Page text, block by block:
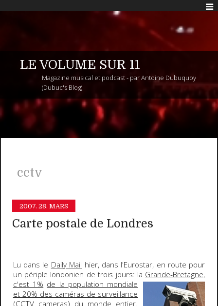
LE VOLUME SUR 11
Magazine musical et podcast - par Antoine Dubuquoy
(Dubuc's Blog)
cctv
2007. 28. MARS
Carte postale de Londres
Lu dans le Daily Mail hier, dans l'Eurostar, en route pour
un périple londonien de trois jours: la Grande-Bretagne,
c'est 1% de la population mondiale
et 20% des caméras de surveillance